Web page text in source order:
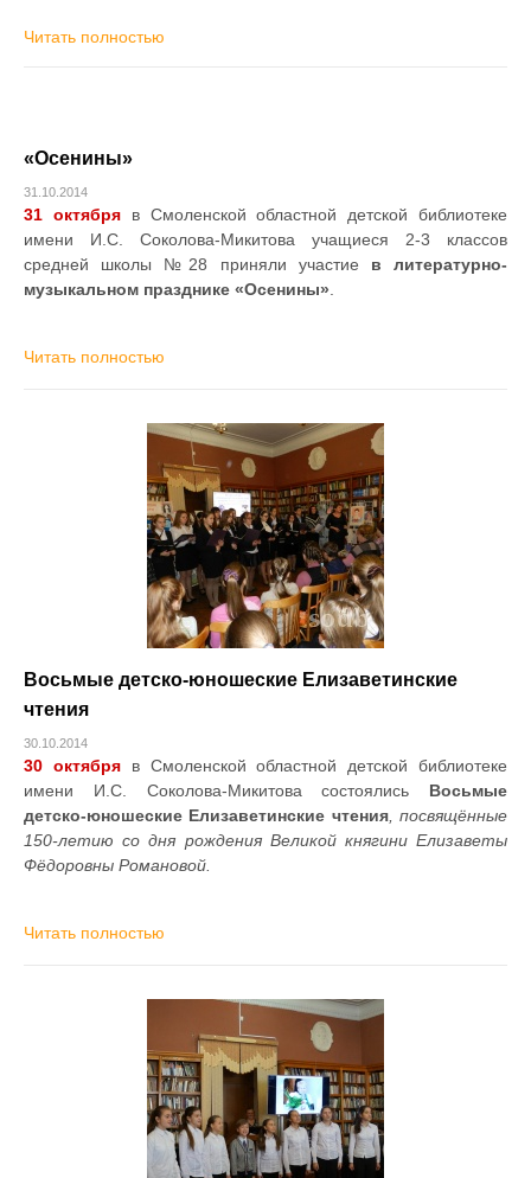
Читать полностью
«Осенины»
31.10.2014
31 октября в Смоленской областной детской библиотеке
имени И.С. Соколова-Микитова учащиеся 2-3 классов
средней школы №28 приняли участие в литературно-
музыкальном празднике «Осенины».
Читать полностью
Восьмые детско-юношеские Елизаветинские
чтения
30.10.2014
30 октября в Смоленской областной детской библиотеке
имени И.С. Соколова-Микитова состоялись
Восьмые
детско-юношеские Елизаветинские чтения, посвящённые
150-летию со дня рождения Великой княгини Елизаветы
Фёдоровны Романовой.
Читать полностью